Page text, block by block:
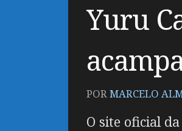
Yuru
PORMARCELO
O site oficial